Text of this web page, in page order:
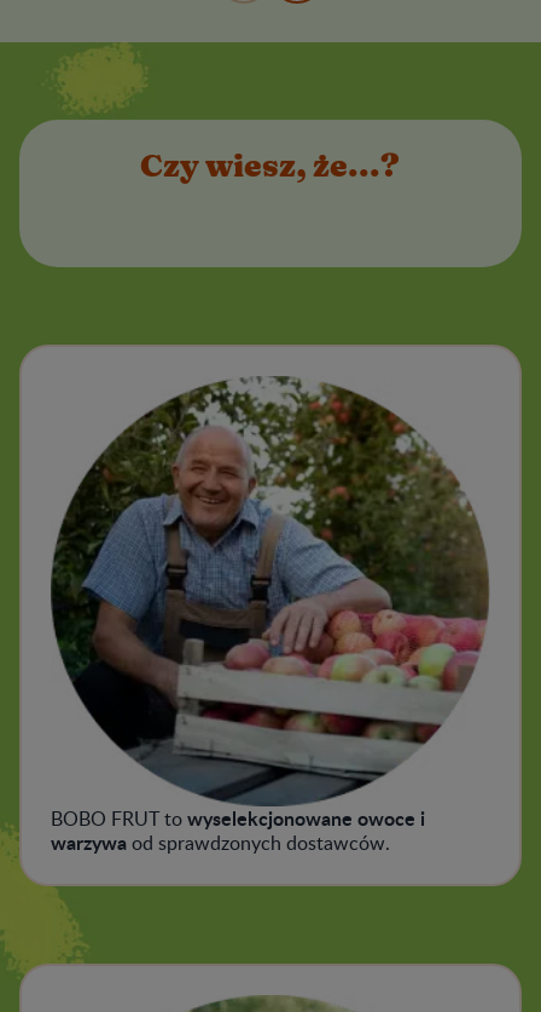
Czy wiesz, że...?
BOBO FRUT towyselekcjonowane owoce i
warzywaod sprawdzonych dostawców.